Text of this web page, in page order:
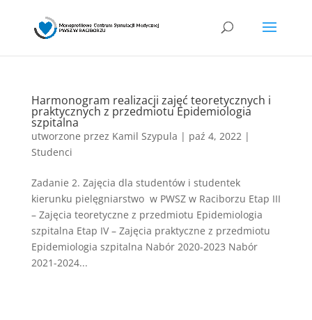
Harmonogram realizacji zajęć teoretycznych i
praktycznych z przedmiotu Epidemiologia
szpitalna
utworzone przez Kamil Szypula | paź 4, 2022|
Studenci
Zadanie 2. Zajęcia dla studentów i studentek
kierunku pielęgniarstwo w PWSZ w Raciborzu Etap III
– Zajęcia teoretyczne z przedmiotu Epidemiologia
szpitalna Etap IV – Zajęcia praktyczne z przedmiotu
Epidemiologia szpitalna Nabór 2020-2023 Nabór
2021-2024...